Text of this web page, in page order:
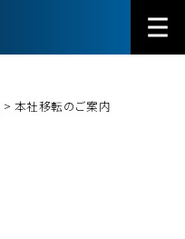
> 本社移転のご案内